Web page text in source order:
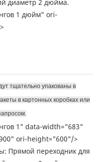
1 дюйм" ori-
тщательно упакованы в
в картонных коробках или
1" data-width="683"
ori-height="600"/>